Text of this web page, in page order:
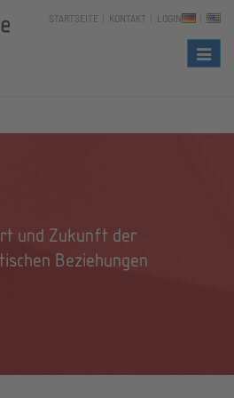
STARTSEITE KONTAKT LOGIN
und Zukunft der
Beziehungen